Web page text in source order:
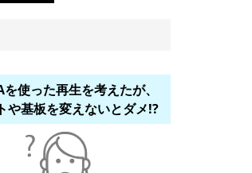
を使った再生を考えたが、
や基板を変えないとダメ!?